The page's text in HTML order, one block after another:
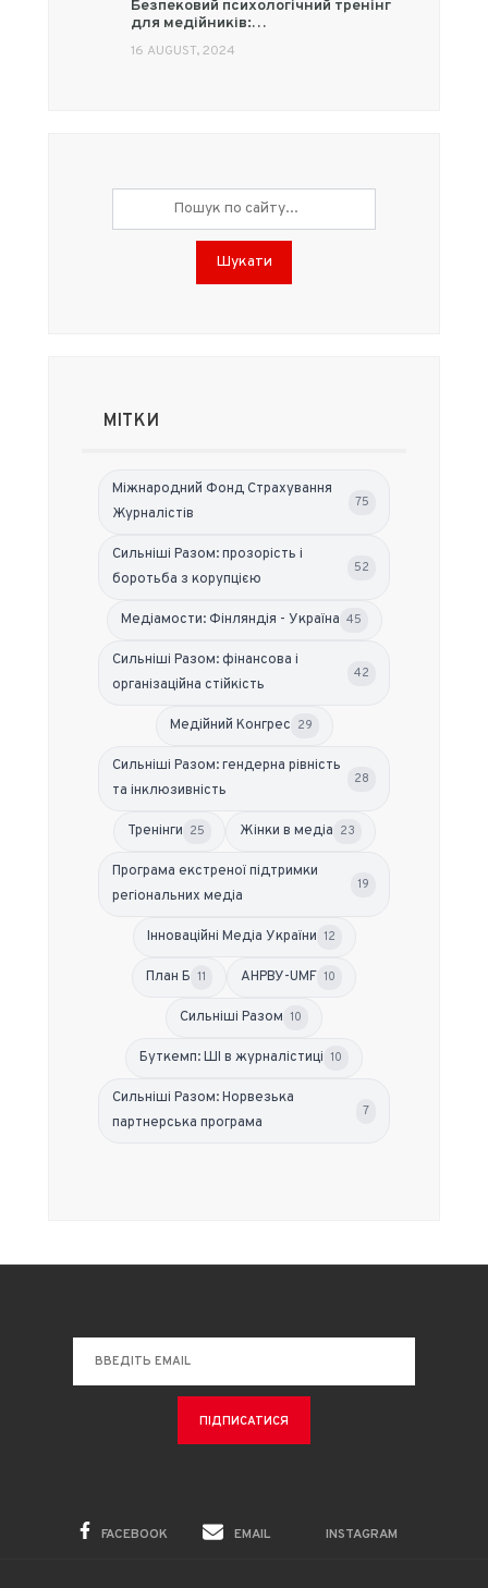
Безпековий психологічний тренінг
для медійників:…
16 AUGUST, 2024
Шукати
МІТКИ
Міжнародний Фонд Страхування
Журналістів
75
Сильніші Разом: прозорість і
боротьба з корупцією
52
Медіамости: Фінляндія - Україна 45
Сильніші Разом: фінансова і
організаційна стійкість
42
Медійний Конгрес 29
Сильніші Разом: гендерна рівність
та інклюзивність
28
Тренінги 25 Жінки в медіа 23
Програма екстреної підтримки
регіональних медіа
19
Інноваційні Медіа України 12
План Б 11 АНРВУ-UMF 10
Сильніші Разом 10
Буткемп: ШІ в журналістиці 10
Сильніші Разом: Норвезька
партнерська програма
7
FACEBOOK EMAIL INSTAGRAM